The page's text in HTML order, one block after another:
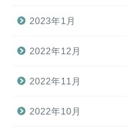
2023年1月
2022年12月
2022年11月
2022年10月